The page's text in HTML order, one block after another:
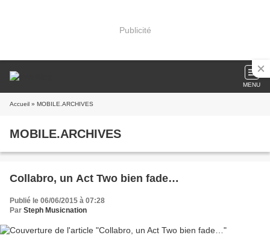
Publicité
MENU
Accueil » MOBILE.ARCHIVES
MOBILE.ARCHIVES
Collabro, un Act Two bien fade…
Publié le 06/06/2015 à 07:28
Par Steph Musicnation